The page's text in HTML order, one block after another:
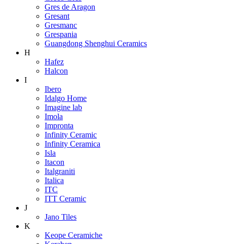
Gres de Aragon
Gresant
Gresmanc
Grespania
Guangdong Shenghui Ceramics
H
Hafez
Halcon
I
Ibero
Idalgo Home
Imagine lab
Imola
Impronta
Infinity Ceramic
Infinity Ceramica
Isla
Itacon
Italgraniti
Italica
ITC
ITT Ceramic
J
Jano Tiles
K
Keope Ceramiche